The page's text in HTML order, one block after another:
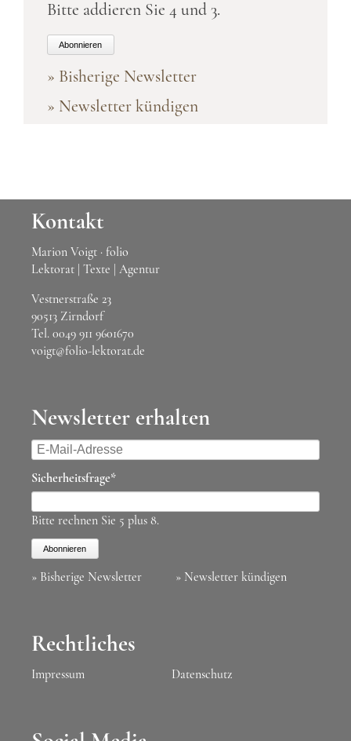
Bitte addieren Sie 4 und 3.
Abonnieren
» Bisherige Newsletter
» Newsletter kündigen
Kontakt
Marion Voigt · folio
Lektorat | Texte | Agentur
Vestnerstraße 23
90513 Zirndorf
Tel. 0049 911 9601670
voigt@folio-lektorat.de
Newsletter erhalten
E-
Mail-
Adresse
Pflichtfeld
Sicherheitsfrage*
Bitte rechnen Sie 5 plus 8.
Abonnieren
» Bisherige Newsletter » Newsletter kündigen
Rechtliches
Impressum Datenschutz